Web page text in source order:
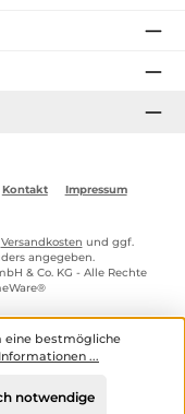
Kontakt
Impressum
Versandkosten und ggf.
angegeben.
& Co. KG - Alle Rechte
eine bestmögliche
...
notwendige